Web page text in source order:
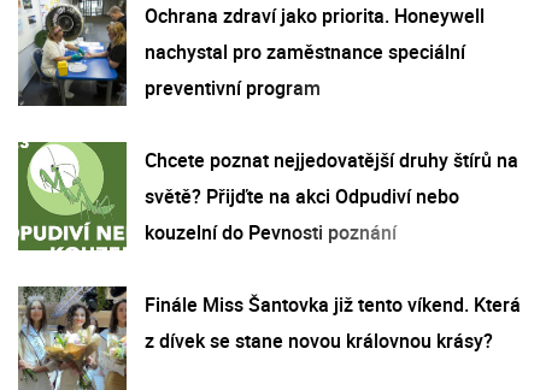
Ochrana zdraví jako priorita. Honeywell
nachystal pro zaměstnance speciální
preventivní program
Chcete poznat nejjedovatější druhy štírů na
světě? Přijďte na akci Odpudiví nebo
kouzelní do Pevnosti poznání
Finále Miss Šantovka již tento víkend. Která
z dívek se stane novou královnou krásy?